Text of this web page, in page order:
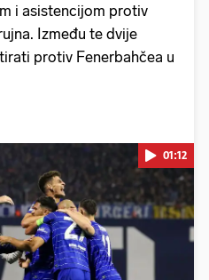
i asistencijom protiv
Između te dvije
protiv Fenerbahčea u
videa...
01:12